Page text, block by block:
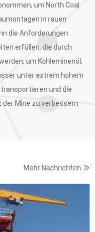
um North Coal
in rauen
die Anforderungen
erfüllen, die durch
um Kohleminenöl,
unter extrem hohem
und die
Mine zu verbessern.
Mehr Nachrichten